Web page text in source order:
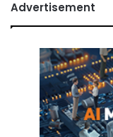
Advertisement